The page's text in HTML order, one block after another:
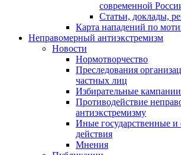
современной
Статьи, доклады,
Карта нападений по
Неправомерный антиэкстремизм
Новости
Нормотворчество
Преследования
частных лиц
Избирательные кампании
Противодействие
антиэкстремизму
Иные государственные
действия
Мнения